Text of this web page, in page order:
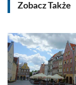
Zobacz Także